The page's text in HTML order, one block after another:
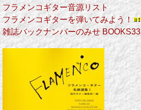
フラメンコギター音源リスト
フラメンコギターを弾いてみよう！
雑誌バックナンバーのみせ BOOKS33